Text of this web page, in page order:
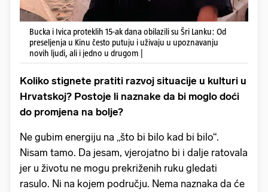
Bucka i Ivica proteklih 15-ak dana obilazili su Šri Lanku: Od
preseljenja u Kinu često putuju i uživaju u upoznavanju
novih ljudi, ali i jedno u drugom |
Koliko stignete pratiti razvoj situacije u kulturi u
Hrvatskoj? Postoje li naznake da bi moglo doći
do promjena na bolje?
Ne gubim energiju na „što bi bilo kad bi bilo“.
Nisam tamo. Da jesam, vjerojatno bi i dalje ratovala
jer u životu ne mogu prekriženih ruku gledati
rasulo. Ni na kojem području. Nema naznaka da će